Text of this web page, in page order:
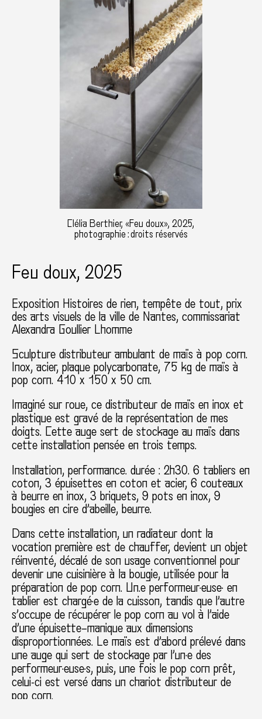
Clélia Berthier, «Feu doux», 2025,
photographie : droits réservés
Feu doux, 2025
Exposition Histoires de rien, tempête de tout, prix
des arts visuels de la ville de Nantes commissariat
Alexandra Goullier Lhomme
Sculpture distributeur ambulant de maïs à pop corn.
Inox, acier, plaque polycarbonate, 75 kg de maïs à
pop corn. 410 x 150 x 50 cm.
Imaginé sur roue, ce distributeur de maïs en inox et
plastique est gravé de la représentation de mes
doigts. Cette auge sert de stockage au maïs dans
cette installation pensée en trois temps.
Installation, performance. durée : 2h30. 6 tabliers en
coton, 3 épuisettes en coton et acier, 6 couteaux
à beurre en inox, 3 briquets, 9 pots en inox, 9
bougies en cire d’abeille, beurre.
Dans cette installation, un radiateur dont la
vocation première est de chauffer, devient un objet
réinventé, décalé de son usage conventionnel pour
devenir une cuisinière à la bougie, utilisée pour la
préparation de pop corn. Un.e performeur·euse· en
tablier est chargé·e de la cuisson, tandis que l’autre
s’occupe de récupérer le pop corn au vol à l’aide
d’une épuisette–manique aux dimensions
disproportionnées. Le maïs est d’abord prélevé dans
une auge qui sert de stockage par l’un·e des
performeur·euse·s, puis, une fois le pop corn prêt,
celui-ci est versé dans un chariot distributeur de
pop corn.